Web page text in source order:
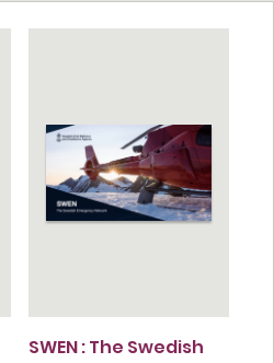
SWEN : The Swedish